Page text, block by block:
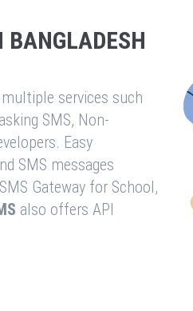
services such
SMS, Non-
Easy
SMS messages
Gateway for School,
also offers API